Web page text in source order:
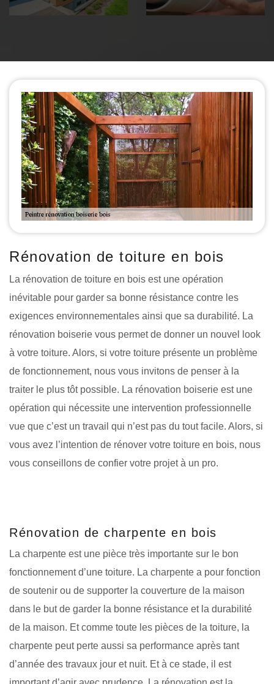
Rénovation de toiture en bois
La rénovation de toiture en bois est une opération
inévitable pour garder sa bonne résistance contre les
exigences environnementales ainsi que sa durabilité. La
rénovation boiserie vous permet de donner un nouvel look
à votre toiture. Alors, si votre toiture présente un problème
de fonctionnement, nous vous invitons de penser à la
traiter le plus tôt possible. La rénovation boiserie est une
opération qui nécessite une intervention professionnelle
vue que c’est un travail qui n’est pas du tout facile. Alors, si
vous avez l’intention de rénover votre toiture en bois, nous
vous conseillons de confier votre projet à un pro.
Rénovation de charpente en bois
La charpente est une pièce très importante sur le bon
fonctionnement d’une toiture. La charpente a pour fonction
de soutenir ou de supporter la couverture de la maison
dans le but de garder la bonne résistance et la durabilité
de la maison. Et comme toute les pièces de la toiture, la
charpente peut perte aussi sa performance après tant
d’année des travaux jour et nuit. Et à ce stade, il est